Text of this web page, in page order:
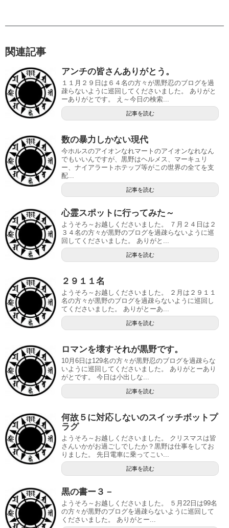
関連記事
アンチの皆さんありがとう。
１１月２９日は６４名の方々が黒野忍のブログを過
疎らないように巡回してくださいました。 ありがと
ーありがとです。 え～今日の検索...
記事を読む
数の暴力しかない現代
今ホルスのアイオンなれマートのアイオンなれなん
でもいいんですが、黒野はヘルメス、マーキュリ
ー、ナイアラートホテップ等がこの世界の全てを支
配...
記事を読む
心霊スポットに行ってみた～
ようそろ～お越しくださいました。 ７月２４日は２
３４名の方々が黒野のブログを過疎らないように巡
回してくださいました。 ありがと...
記事を読む
２９１１名
ようそろ～お越しくださいました。 ２月は２９１１
名の方々が黒野のブログを過疎らないように巡回し
てくださいました。 ありがとーあ...
記事を読む
ロマンを壊すそれが黒野です。
10月6日は129名の方々が黒野忍のブログを過疎らな
いように巡回してくださいました。 ありがとーあり
がとです。 今日は小出しな...
記事を読む
何故５に対応しないのスイッチボットプ
ラグ
ようそろ～お越しくださいました。 クリスマスは皆
さんいかがお過ごしでしたか？黒野は仕事をしてお
りました。 先日電車に乗ってこい...
記事を読む
黒の書ー３－
ようそろ～お越しくださいました。 ５月22日は99名
の方々が黒野のブログを過疎らないように巡回して
くださいました。 ありがとー...